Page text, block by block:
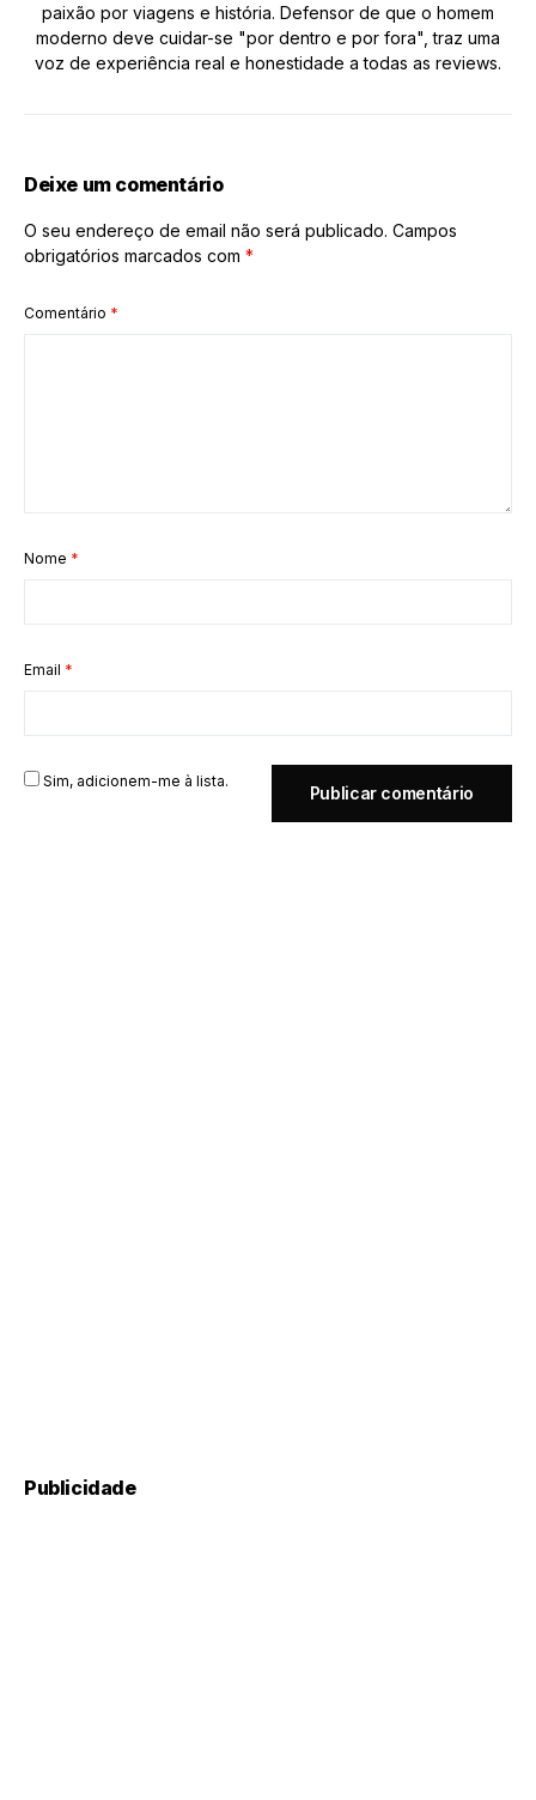
paixão por viagens e história. Defensor de que o homem
moderno deve cuidar-se "por dentro e por fora", traz uma
voz de experiência real e honestidade a todas as reviews.
Deixe um comentário
O seu endereço de email não será publicado. Campos
obrigatórios marcados com *
Comentário *
Nome *
Email *
Sim, adicionem-me à lista.
Publicidade